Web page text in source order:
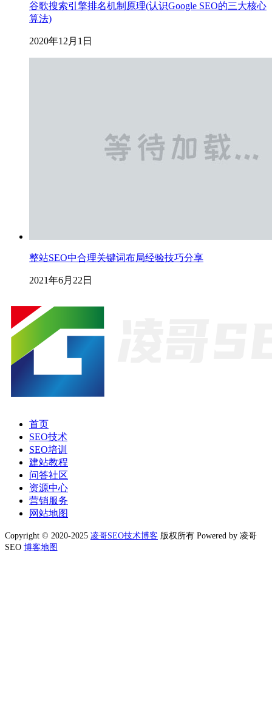
谷歌搜索引擎排名机制原理(认识Google SEO的三大核心
算法)
2020年12月1日
整站SEO中合理关键词布局经验技巧分享
2021年6月22日
首页
SEO技术
SEO培训
建站教程
问答社区
资源中心
营销服务
网站地图
Copyright © 2020-2025 凌哥SEO技术博客 版权所有 Powered by 凌哥
SEO 博客地图